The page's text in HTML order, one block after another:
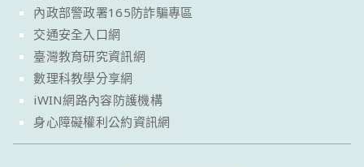
內政部警政署165防詐騙專區
交通安全入口網
臺灣教育研究資訊網
數理科教學分享網
iWIN網路內容防護機構
身心障礙權利公約資訊網